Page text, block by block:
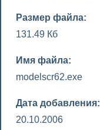
Размер файла:
131.49 Кб
Имя файла:
modelscr62.exe
Дата добавления:
20.10.2006